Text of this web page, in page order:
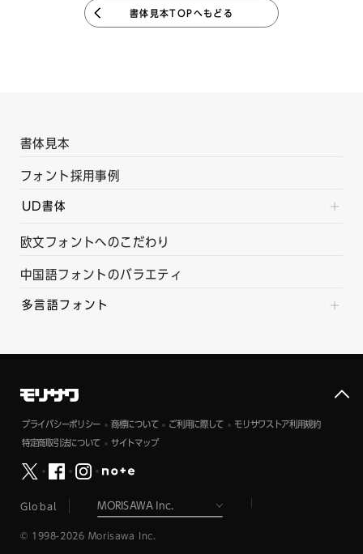
書体見本TOPへもどる
書体見本
フォント採用事例
UD書体
欧文フォントへのこだわり
中国語フォントのバラエティ
多言語フォント
プライバシーポリシー 商標について ご利用に際して モリサワストア利用規約
特定商取引法について サイトマップ
Global
© 1998-2026 Morisawa Inc.